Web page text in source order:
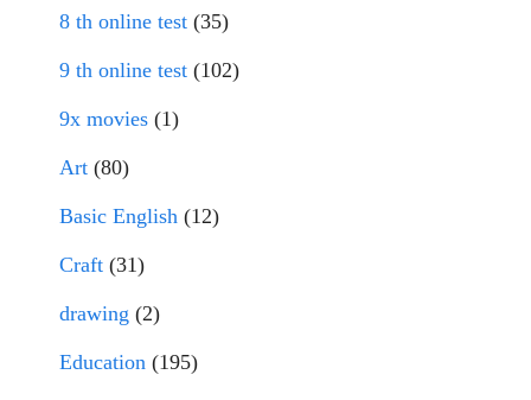
8 th online test (35)
9 th online test (102)
9x movies (1)
Art (80)
Basic English (12)
Craft (31)
drawing (2)
Education (195)